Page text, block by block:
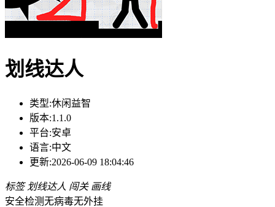
划线达人
类型:休闲益智
版本:1.1.0
平台:安卓
语言:中文
更新:2026-06-09 18:04:46
标签 划线达人 闯关 画线
安全检测无病毒无外挂